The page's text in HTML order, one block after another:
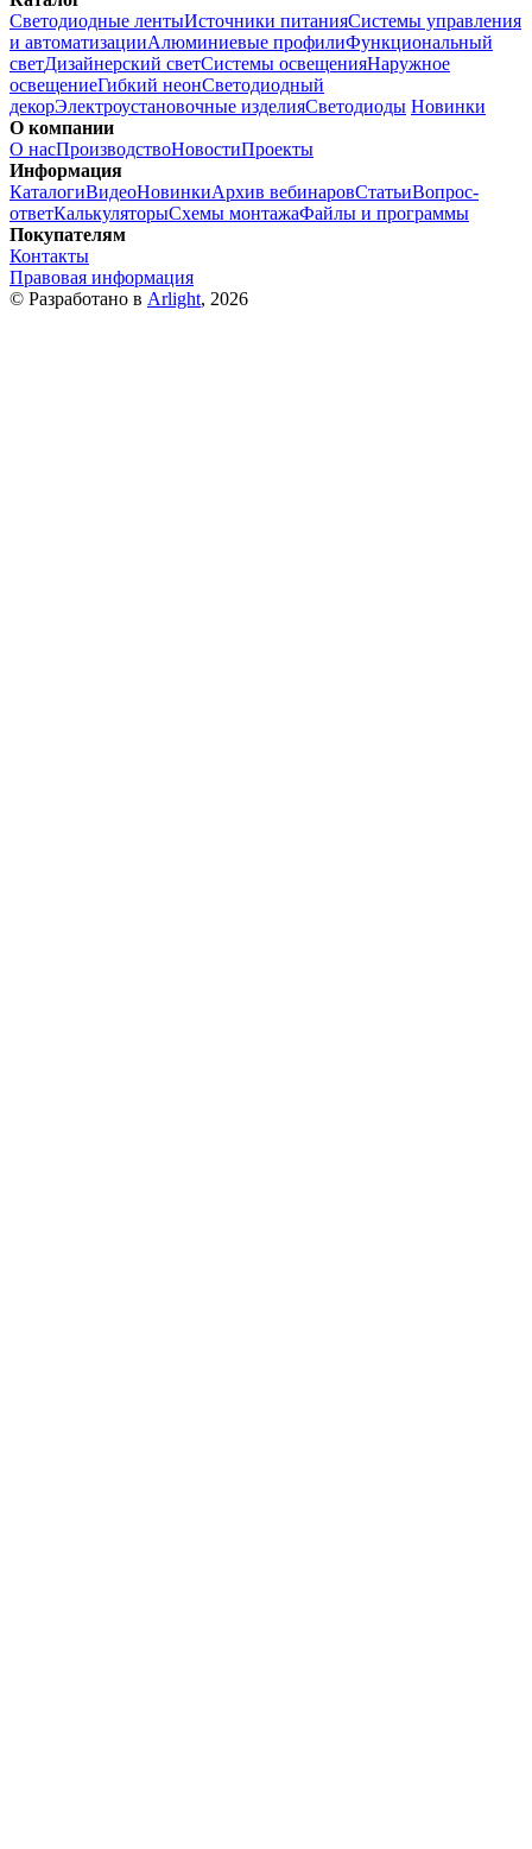
Светодиодные лентыИсточники питанияСистемы управления
и автоматизацииАлюминиевые профилиФункциональный
светДизайнерский светСистемы освещенияНаружное
освещениеГибкий неонСветодиодный
декорЭлектроустановочные изделияСветодиоды Новинки
О компании
О насПроизводствоНовостиПроекты
Информация
КаталогиВидеоНовинкиАрхив вебинаровСтатьиВопрос-
ответКалькуляторыСхемы монтажаФайлы и программы
Покупателям
Контакты
Правовая информация
© Разработано в Arlight, 2026